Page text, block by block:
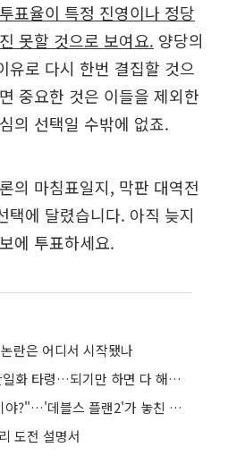
표율이 특정 진영이나 정당
못할 것으로 보여요. 양당의
유로 다시 한번 결집할 것으
중요한 것은 이들을 제외한
의 선택일 수밖에 없죠.
의 마침표일지, 막판 대역전
택에 달렸습니다. 아직 늦지
에 투표하세요.
란은 어디서 시작됐나
잊지도 않고 또 찾아온 단일화 타령…되기만 하면 다 해결될까
"이게 연프야, 서바이벌이야?"…'데블스 플랜2'가 놓친 본질
도전 설명서